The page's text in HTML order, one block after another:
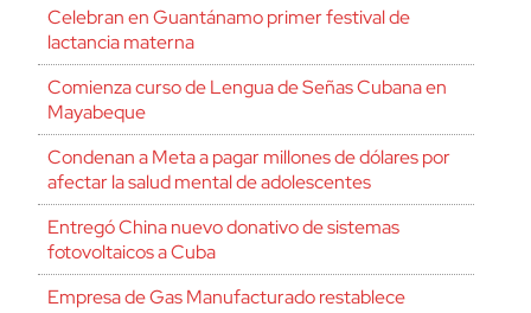
Celebran en Guantánamo primer festival de
lactancia materna
Comienza curso de Lengua de Señas Cubana en
Mayabeque
Condenan a Meta a pagar millones de dólares por
afectar la salud mental de adolescentes
Entregó China nuevo donativo de sistemas
fotovoltaicos a Cuba
Empresa de Gas Manufacturado restablece